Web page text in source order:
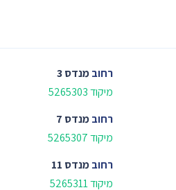
רחובמנדס 3
מיקוד 5265303
רחובמנדס 7
מיקוד 5265307
רחובמנדס 11
מיקוד 5265311